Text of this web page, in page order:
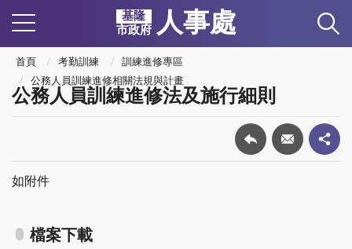
基隆
市政府
人事處
首頁 考勤訓練
訓練進修專區
公務人員訓練進修相關法規與計畫
公務人員訓練進修法及施行細則
如附件
檔案下載